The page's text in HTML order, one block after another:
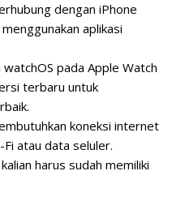
dengan iPhone
aplikasi
watchOS pada Apple Watch
terbaru untuk
koneksi internet
atau data seluler.
harus sudah memiliki